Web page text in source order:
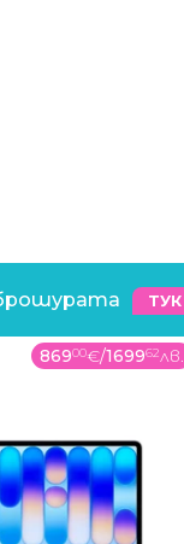
ТУК
86900€/169962лв.